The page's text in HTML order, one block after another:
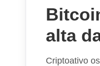
alta
Criptoativo